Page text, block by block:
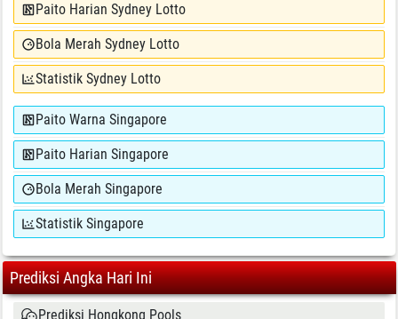
Paito Harian Sydney Lotto
Bola Merah Sydney Lotto
Statistik Sydney Lotto
Paito Warna Singapore
Paito Harian Singapore
Bola Merah Singapore
Statistik Singapore
Prediksi Angka Hari Ini
Prediksi Hongkong Pools